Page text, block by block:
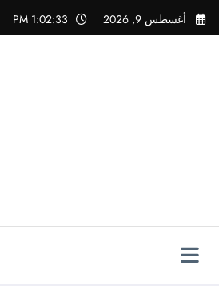
التجاوز
إلى
أغسطس 9, 2026 1:02:34 PM